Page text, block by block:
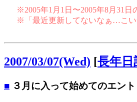
※2005年1月1日〜2005年8月31日
※「最近更新してないなぁ…こ
2007/03/07(Wed) [長年日
■ ３月に入って始めてのエント